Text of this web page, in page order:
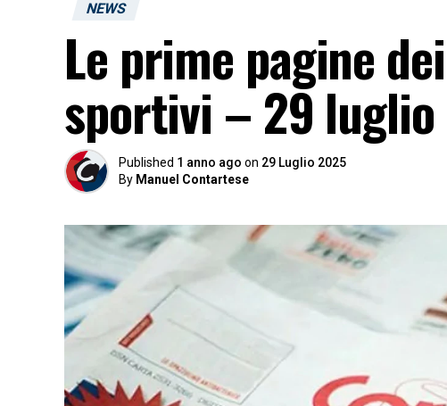
NEWS
Le prime pagine
sportivi – 29 luglio
Published 1 anno ago on 29 Luglio 2025
By Manuel Contartese